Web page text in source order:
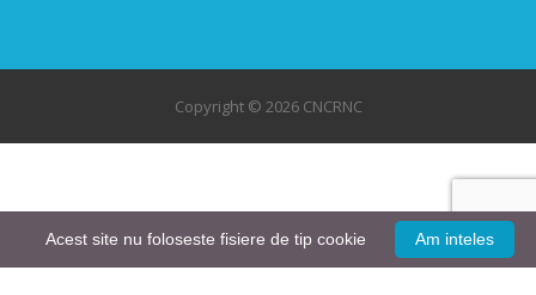
Copyright © 2026 CNCRNC
Am inteles
Acest site nu foloseste fisiere de tip cookie